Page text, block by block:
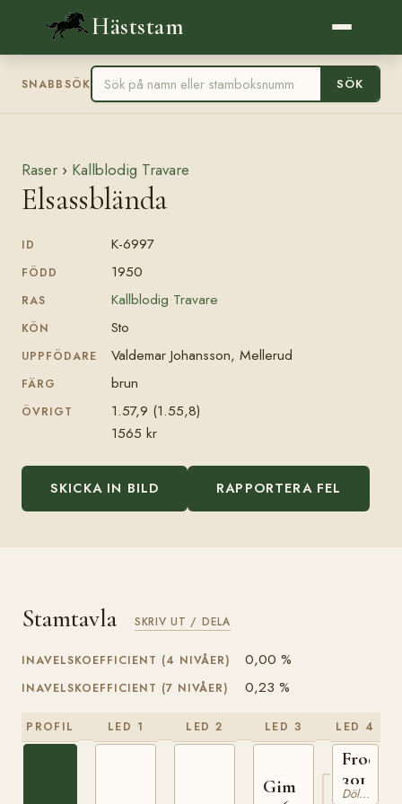
Häststam
SNABBSÖK SÖK
Raser › Kallblodig Travare
Elsassblända
ID K-6997
FÖDD 1950
RAS Kallblodig Travare
KÖN Sto
UPPFÖDARE Valdemar Johansson, Mellerud
FÄRG brun
ÖVRIGT
1.57,9 (1.55,8)
1565 kr
SKICKA IN BILD RAPPORTERA FEL
Stamtavla SKRIV UT / DELA
INAVELSKOEFFICIENT (4 NIVÅER) 0,00 %
INAVELSKOEFFICIENT (7 NIVÅER) 0,23 %
PROFIL LED 1 LED 2 LED 3
Gim
LED 4
Frode
301
Dölehäst